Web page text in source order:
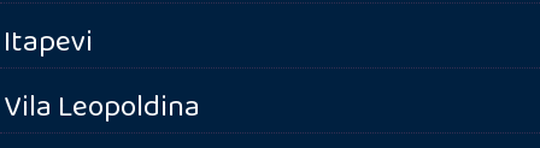
Itapevi
Vila Leopoldina